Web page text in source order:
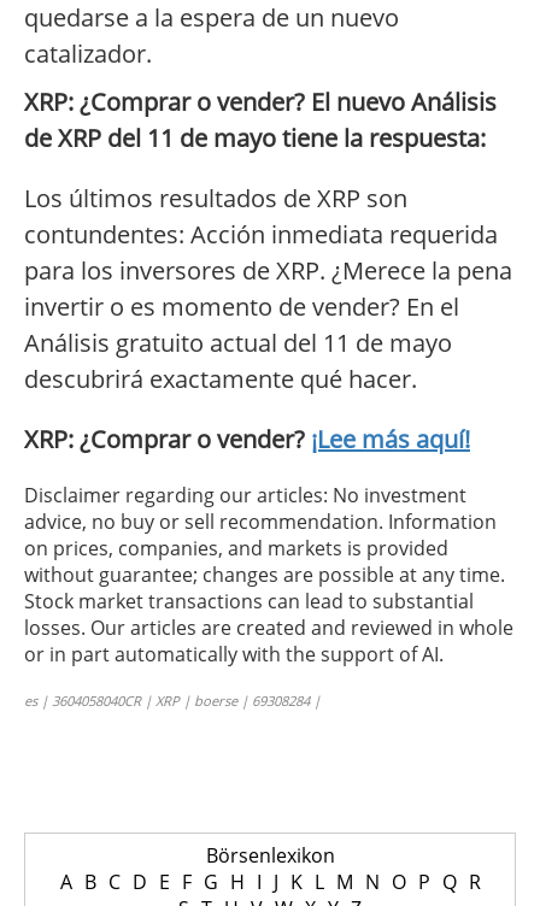
quedarse a la espera de un nuevo
catalizador.
XRP: ¿Comprar o vender? El nuevo Análisis
de XRP del 11 de mayo tiene la respuesta:
Los últimos resultados de XRP son
contundentes: Acción inmediata requerida
para los inversores de XRP. ¿Merece la pena
invertir o es momento de vender? En el
Análisis gratuito actual del 11 de mayo
descubrirá exactamente qué hacer.
XRP: ¿Comprar o vender? ¡Lee más aquí!
Disclaimer regarding our articles: No investment
advice, no buy or sell recommendation. Information
on prices, companies, and markets is provided
without guarantee; changes are possible at any time.
Stock market transactions can lead to substantial
losses. Our articles are created and reviewed in whole
or in part automatically with the support of AI.
es | 3604058040CR | XRP | boerse | 69308284 |
Börsenlexikon
A B C D E F G H I J K L M N O P Q R